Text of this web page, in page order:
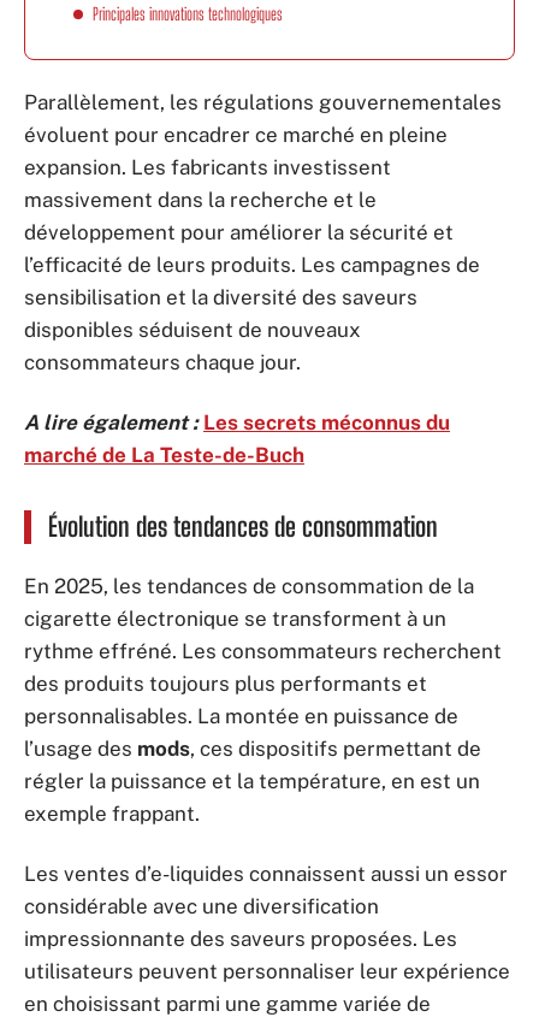
Principales innovations technologiques
Parallèlement, les régulations gouvernementales
évoluent pour encadrer ce marché en pleine
expansion. Les fabricants investissent
massivement dans la recherche et le
développement pour améliorer la sécurité et
l’efficacité de leurs produits. Les campagnes de
sensibilisation et la diversité des saveurs
disponibles séduisent de nouveaux
consommateurs chaque jour.
A lire également : Les secrets méconnus du
marché de La Teste-de-Buch
Évolution des tendances de consommation
En 2025, les tendances de consommation de la
cigarette électronique se transforment à un
rythme effréné. Les consommateurs recherchent
des produits toujours plus performants et
personnalisables. La montée en puissance de
l’usage des mods, ces dispositifs permettant de
régler la puissance et la température, en est un
exemple frappant.
Les ventes d’e-liquides connaissent aussi un essor
considérable avec une diversification
impressionnante des saveurs proposées. Les
utilisateurs peuvent personnaliser leur expérience
en choisissant parmi une gamme variée de